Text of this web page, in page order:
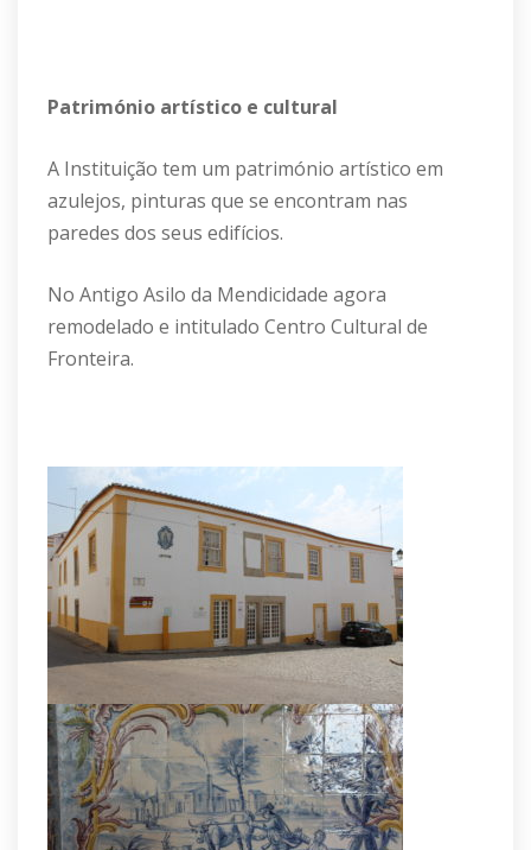
Património artístico e cultural
A Instituição tem um património artístico em
azulejos, pinturas que se encontram nas
paredes dos seus edifícios.
No Antigo Asilo da Mendicidade agora
remodelado e intitulado Centro Cultural de
Fronteira.